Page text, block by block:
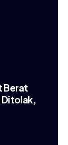
Berat
Ditolak,